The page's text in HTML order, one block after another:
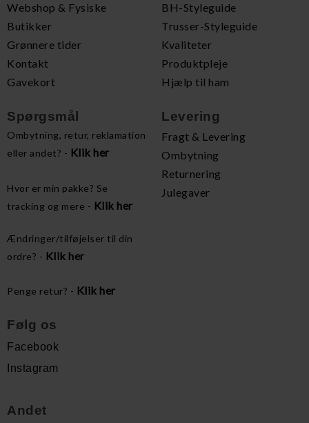
Webshop & Fysiske
Butikker
Grønnere tider
Kontakt
Gavekort
BH-Styleguide
Trusser-Styleguide
Kvaliteter
Produktpleje
Hjælp til ham
Spørgsmål
Ombytning, retur, reklamation
eller andet? - Klik her
Hvor er min pakke? Se
tracking og mere - Klik her
Ændringer/tilføjelser til din
ordre? - Klik her
Penge retur? - Klik her
Levering
Fragt & Levering
Ombytning
Returnering
Julegaver
Følg os
Facebook
Instagram
Andet